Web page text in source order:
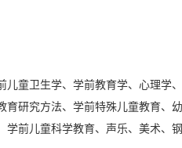
儿童卫生学、学前教育学、心理学
育研究方法、学前特殊儿童教育、
学前儿童科学教育、声乐、美术、钢